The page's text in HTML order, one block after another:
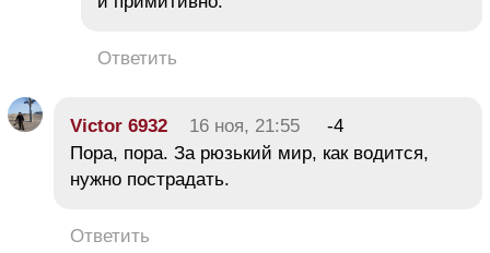
Ответить
Victor 6932 16 ноя, 21:55
-4
Пора, пора. За рюзький мир, как водится,
нужно пострадать.
Ответить